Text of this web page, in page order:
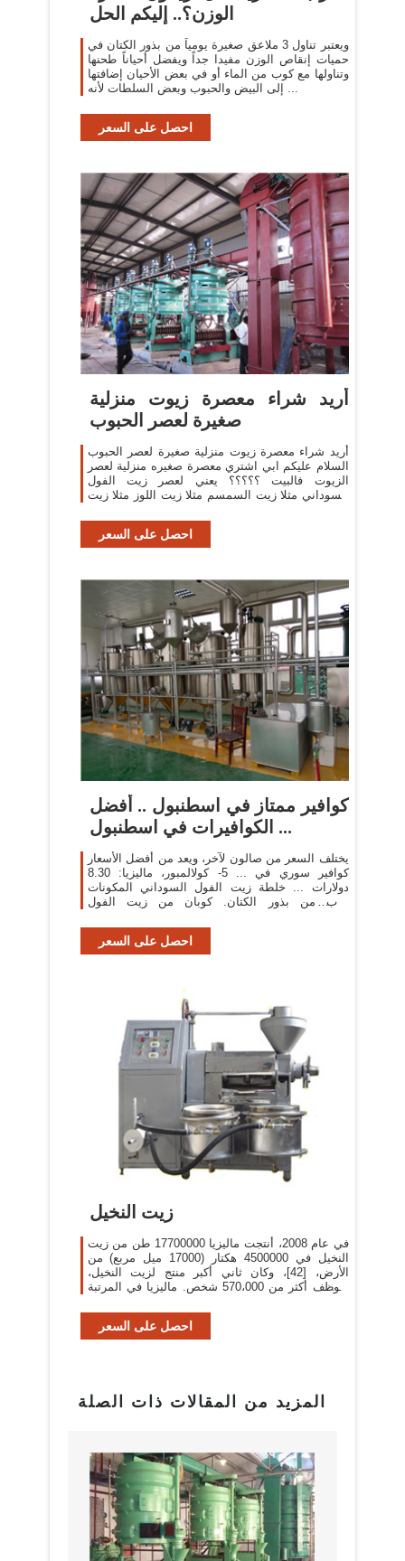
الوزن؟.. إليكم الحل
ويعتبر تناول 3 ملاعق صغيرة يومياً من بذور الكتان في
حميات إنقاص الوزن مفيدا جداً ويفضل أحياناً طحنها
وتناولها مع كوب من الماء أو في بعض الأحيان إضافتها
إلى البيض والحبوب وبعض السلطات لأنه ...
احصل على السعر
أريد شراء معصرة زيوت منزلية
صغيرة لعصر الحبوب
أريد شراء معصرة زيوت منزلية صغيرة لعصر الحبوب
السلام عليكم ابي اشتري معصرة صغيره منزلية لعصر
الزيوت فالبيت ؟؟؟؟؟ يعني لعصر زيت الفول
السوداني مثلا زيت السمسم مثلا زيت اللوز مثلا زيت
احصل على السعر
كوافير ممتاز في اسطنبول .. أفضل
الكوافيرات في اسطنبول ...
يختلف السعر من صالون لآخر، ويعد من أفضل الأسعار
كوافير سوري في ... 5- كولالمبور، ماليزيا: 8.30
دولارات ... خلطة زيت الفول السوداني المكونات
كوب من بذور الكتان. كوبان من زيت الفول
احصل على السعر
زيت النخيل
في عام 2008، أنتجت ماليزيا 17700000 طن من زيت
النخيل في 4500000 هكتار (17000 ميل مربع) من
الأرض، [42]، وكان ثاني أكبر منتج لزيت النخيل،
وتوظف أكثر من 570،000 شخص. ماليزيا في المرتبة
احصل على السعر
المزيد من المقالات ذات الصلة